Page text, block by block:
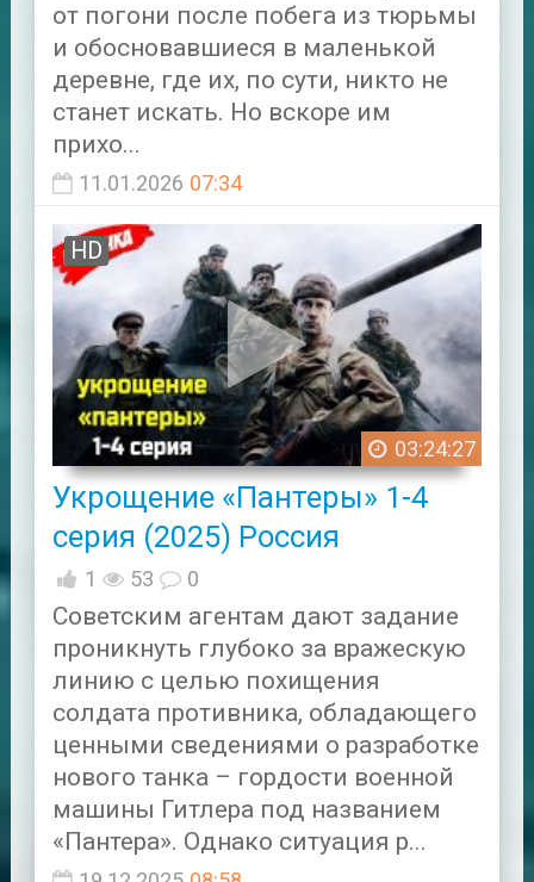
от погони после побега из тюрьмы
и обосновавшиеся в маленькой
деревне, где их, по сути, никто не
станет искать. Но вскоре им
прихо...
11.01.2026 07:34
03:24:27
HD
Укрощение «Пантеры» 1-4
серия (2025) Россия
1 53 0
Советским агентам дают задание
проникнуть глубоко за вражескую
линию с целью похищения
солдата противника, обладающего
ценными сведениями о разработке
нового танка – гордости военной
машины Гитлера под названием
«Пантера». Однако ситуация р...